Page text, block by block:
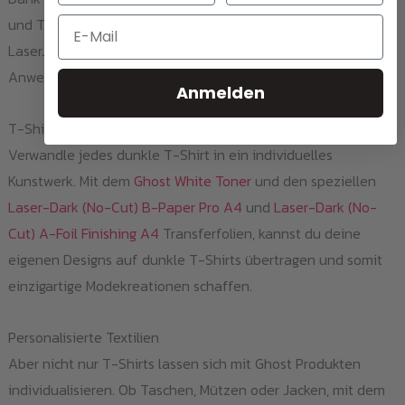
und Transfermaterialien, bieten sich dir mit dem HP Color
LaserJet CM3530FS MFP unzählige
Anwendungsmöglichkeiten.
T-Shirt Druck leicht gemacht
Verwandle jedes dunkle T-Shirt in ein individuelles
Kunstwerk. Mit dem Ghost White Tonerund den speziellen
Laser-Dark (No-Cut) B-Paper Pro A4 und Laser-Dark (No-
Cut) A-Foil Finishing A4 Transferfolien, kannst du deine
eigenen Designs auf dunkle T-Shirts übertragen und somit
einzigartige Modekreationen schaffen.
Personalisierte Textilien
Aber nicht nur T-Shirts lassen sich mit Ghost Produkten
individualisieren. Ob Taschen, Mützen oder Jacken, mit dem
Email
Anmelden